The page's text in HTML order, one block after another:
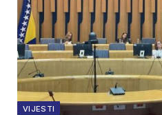
VIJESTI